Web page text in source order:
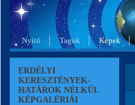
Nyitó Tagok Képek
ERDÉLYI
KERESZTÉNYEK-
HATÁROK NÉLKÜL
KÉPGALÉRIÁI